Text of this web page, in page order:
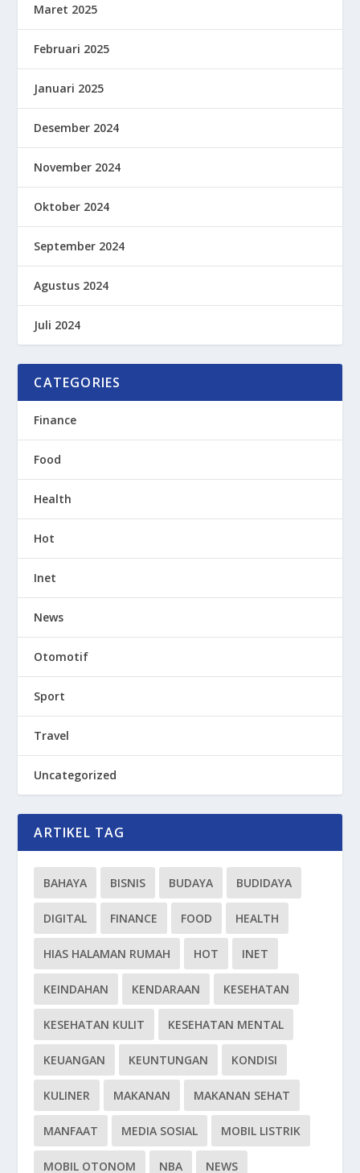
Maret 2025
Februari 2025
Januari 2025
Desember 2024
November 2024
Oktober 2024
September 2024
Agustus 2024
Juli 2024
CATEGORIES
Finance
Food
Health
Hot
Inet
News
Otomotif
Sport
Travel
Uncategorized
ARTIKEL TAG
BAHAYA BISNIS BUDAYA BUDIDAYA
DIGITAL FINANCE FOOD HEALTH
HIAS HALAMAN RUMAH HOT INET
KEINDAHAN KENDARAAN KESEHATAN
KESEHATAN KULIT KESEHATAN MENTAL
KEUANGAN KEUNTUNGAN KONDISI
KULINER MAKANAN MAKANAN SEHAT
MANFAAT MEDIA SOSIAL MOBIL LISTRIK
MOBIL OTONOM NBA NEWS